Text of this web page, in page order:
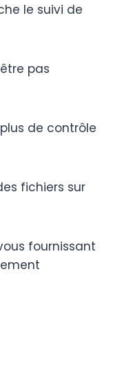
le suivi de
pas
de contrôle
fichiers sur
fournissant